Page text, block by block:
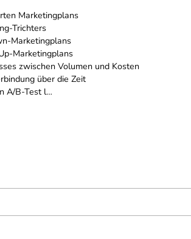
Marketingplans
Trichters
Marketingplans
Marketingplans
zwischen Volumen und Kosten
über die Zeit
A/B-Test l…